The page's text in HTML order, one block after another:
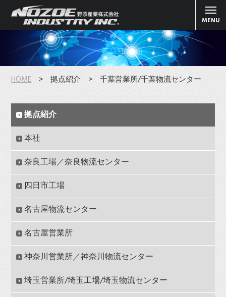
MENU
HOME> 拠点紹介 > 千葉営業所/千葉物流センター
拠点紹介
本社
奈良工場／奈良物流センター
四日市工場
名古屋物流センター
名古屋営業所
神奈川営業所／神奈川物流センター
埼玉営業所/埼玉工場/埼玉物流センター